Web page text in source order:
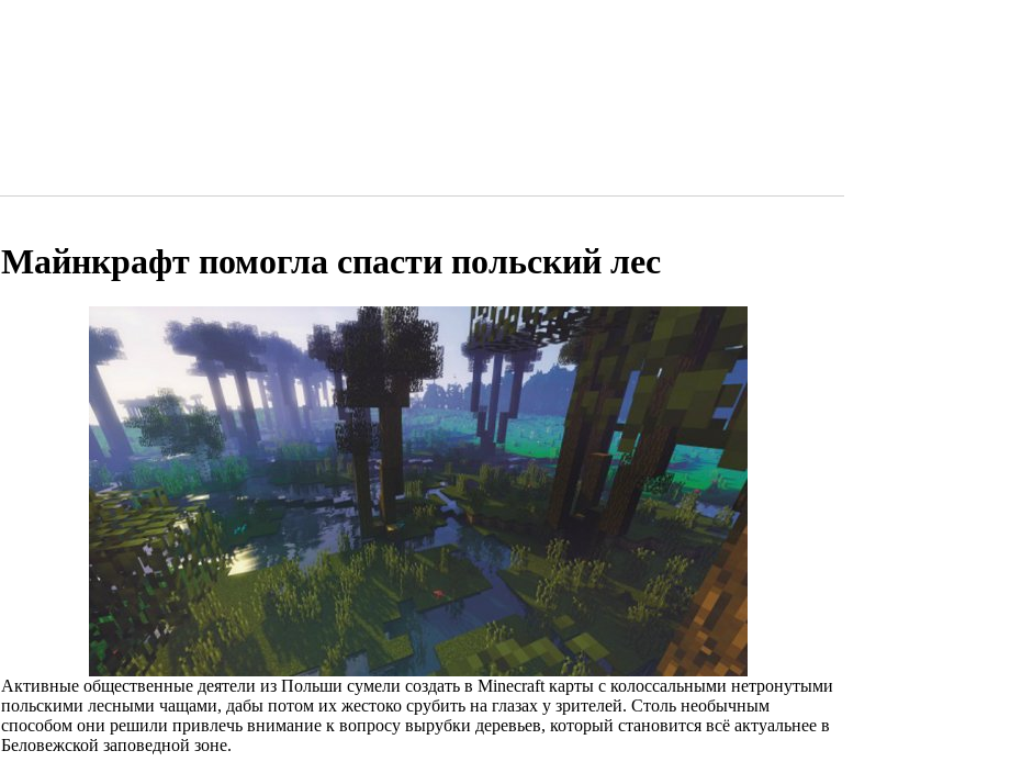
Майнкрафт помогла спасти польский лес
Активные общественные деятели из Польши сумели создать в Minecraft карты с колоссальными нетронутыми
польскими лесными чащами, дабы потом их жестоко срубить на глазах у зрителей. Столь необычным
способом они решили привлечь внимание к вопросу вырубки деревьев, который становится всё актуальнее в
Беловежской заповедной зоне.